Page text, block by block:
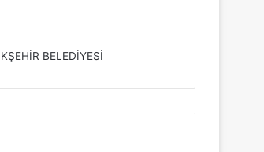
BELEDİYESİ